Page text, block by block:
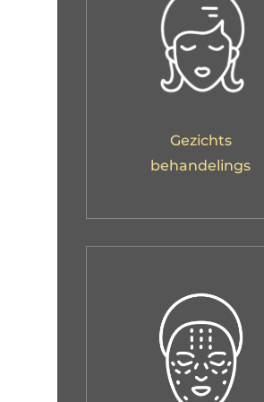
Gezichts
behandelings